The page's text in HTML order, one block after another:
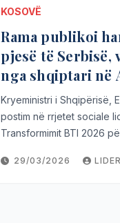
KOSOVË
Rama publikoi
pjesë të
nga shqiptari në
Kryeministri i Shqipërisë,
postim në rrjetet sociale
Transformimit BTI 2026
29/03/2026